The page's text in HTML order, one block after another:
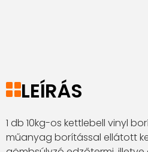
LEÍRÁS
1 db 10kg-os kettlebell vinyl
műanyag borítással ellátott